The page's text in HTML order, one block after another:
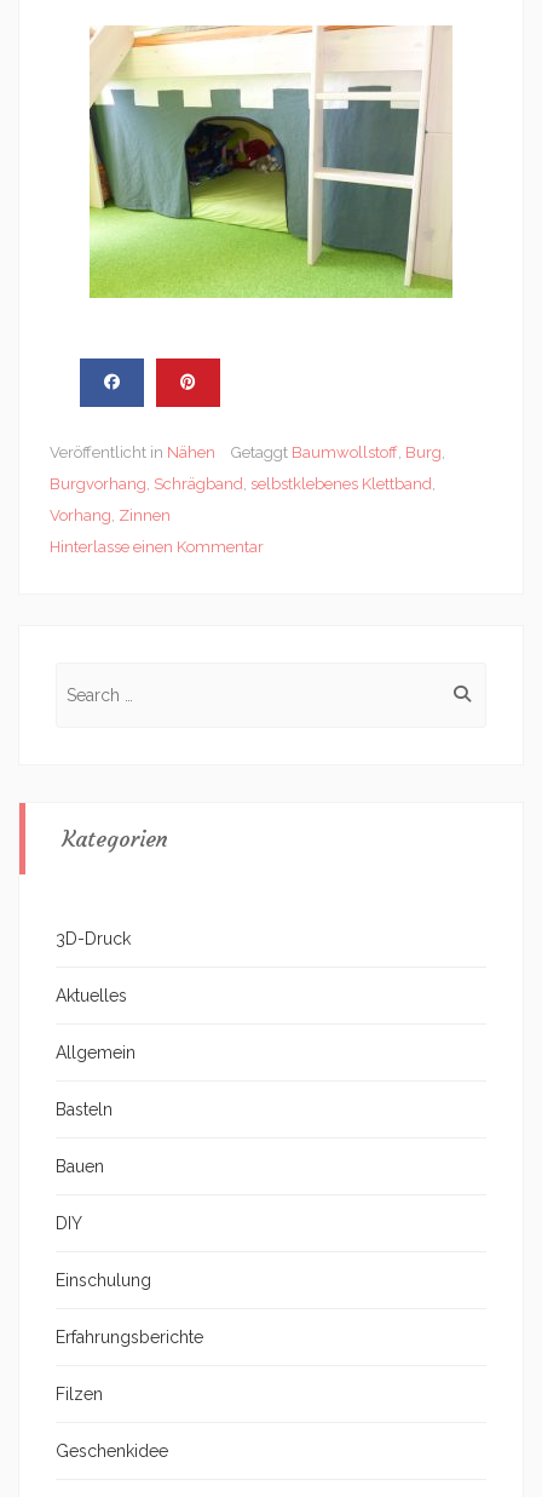
Veröffentlicht in Nähen Getaggt Baumwollstoff, Burg,
Burgvorhang, Schrägband, selbstklebenes Klettband,
Vorhang, Zinnen
Hinterlasse einen Kommentar
Kategorien
3D-Druck
Aktuelles
Allgemein
Basteln
Bauen
DIY
Einschulung
Erfahrungsberichte
Filzen
Geschenkidee